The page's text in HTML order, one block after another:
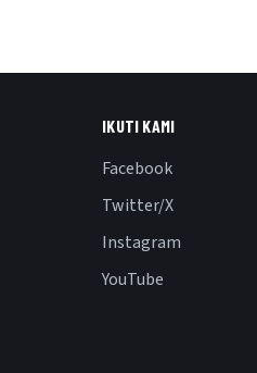
IKUTI KAMI
Facebook
Twitter/X
Instagram
YouTube